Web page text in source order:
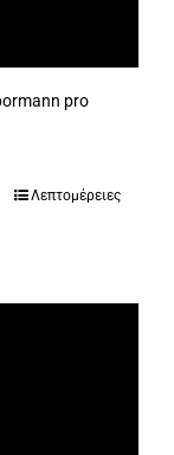
pro
Λεπτομέρειες